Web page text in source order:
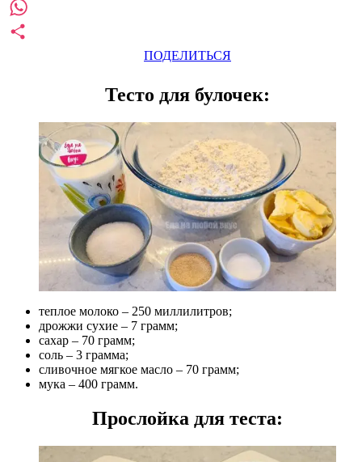
ПОДЕЛИТЬСЯ
Тесто для булочек:
теплое молоко – 250 миллилитров;
дрожжи сухие – 7 грамм;
сахар – 70 грамм;
соль – 3 грамма;
сливочное мягкое масло – 70 грамм;
мука – 400 грамм.
Прослойка для теста: